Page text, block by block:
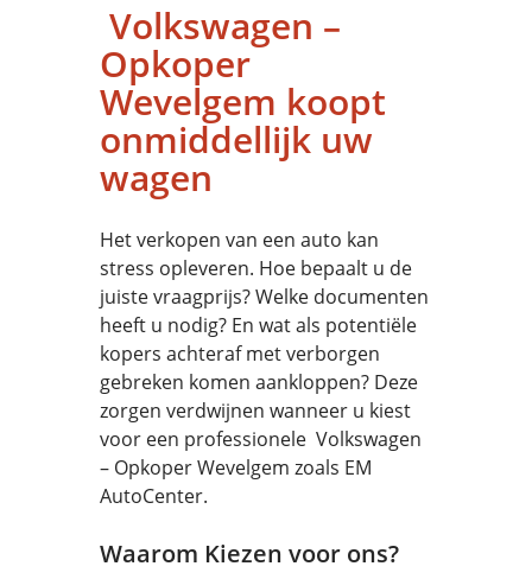
Volkswagen –
Opkoper
Wevelgem koopt
onmiddellijk uw
wagen
Het verkopen van een auto kan
stress opleveren. Hoe bepaalt u de
juiste vraagprijs? Welke documenten
heeft u nodig? En wat als potentiële
kopers achteraf met verborgen
gebreken komen aankloppen? Deze
zorgen verdwijnen wanneer u kiest
voor een professionele Volkswagen
– Opkoper Wevelgem zoals EM
AutoCenter.
Waarom Kiezen voor ons?